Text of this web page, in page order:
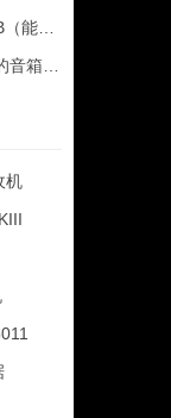
），10
听吗？
机